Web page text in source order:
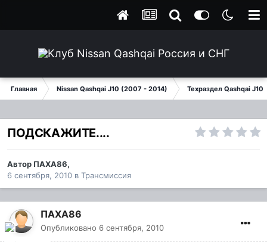
Главная Nissan Qashqai J10 (2007 - 2014) Техраздел Qashqai J10
ПОДСКАЖИТЕ....
Автор ПАХА86,
6 сентября, 2010 в Трансмиссия
ПАХА86
Опубликовано 6 сентября, 2010